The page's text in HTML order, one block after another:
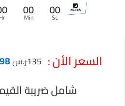
00
Min 00
Sc
السعر الأن : 135ر.س98
شامل ضريبة